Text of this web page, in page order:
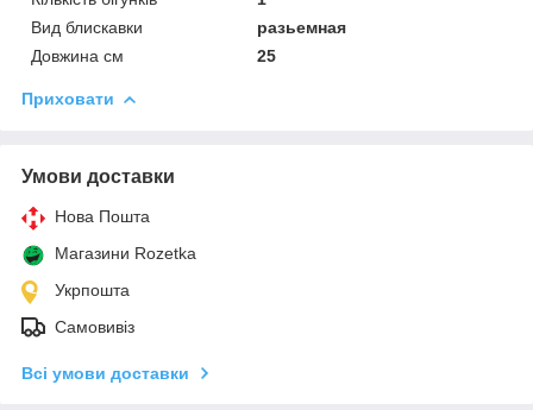
Вид блискавки
разьемная
Довжина см
25
Приховати
Умови доставки
Нова Пошта
Магазини Rozetka
Укрпошта
Самовивіз
Всі умови доставки